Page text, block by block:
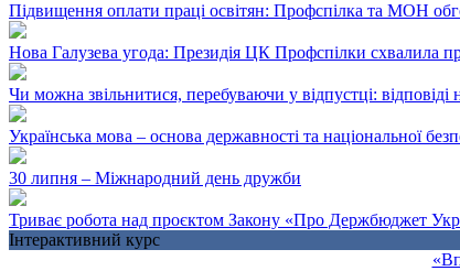
Підвищення оплати праці освітян: Профспілка та МОН
Нова Галузева угода: Президія ЦК Профспілки схвалила
Чи можна звільнитися, перебуваючи у відпустці:
Українська мова – основа державності та національної
30 липня – Міжнародний день дружби
Триває робота над проєктом Закону «Про Держбюджет
Інтерактивний курс